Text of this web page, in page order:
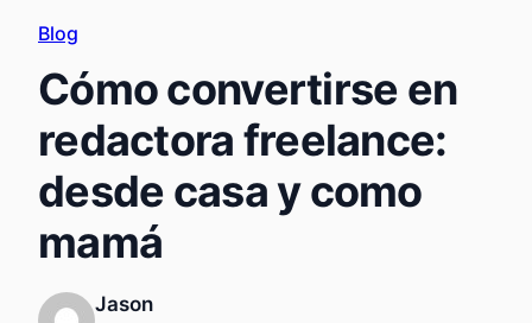
Blog
Cómo convertirse en
redactora freelance:
desde casa y como
mamá
Jason